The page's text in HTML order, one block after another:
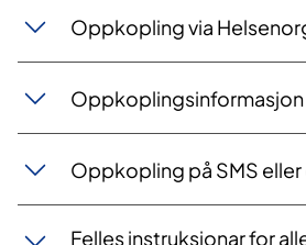
Oppkopling via
​Oppkoplingsinformasjon
Oppkopling på SMS
Felles instruksjonar for